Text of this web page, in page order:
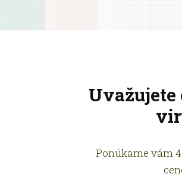
Ponúkame vám